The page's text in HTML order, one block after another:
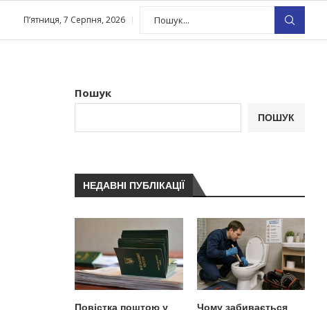
П’ятниця, 7 Серпня, 2026
Пошук
ПОШУК
НЕДАВНІ ПУБЛІКАЦІЇ
Повістка поштою у
Чому забивається